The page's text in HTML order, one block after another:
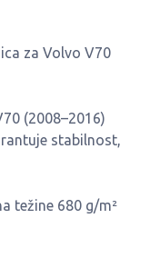
za Volvo V70
(2008–2016)
stabilnost,
težine 680 g/m²